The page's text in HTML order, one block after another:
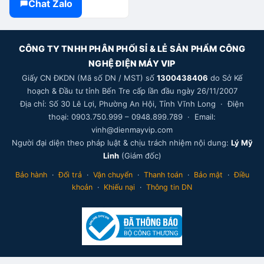
Chat Zalo
CÔNG TY TNHH PHÂN PHỐI SỈ & LẺ SẢN PHẨM CÔNG
NGHỆ ĐIỆN MÁY VIP
Giấy CN ĐKDN (Mã số DN / MST) số 1300438406 do Sở Kế
hoạch & Đầu tư tỉnh Bến Tre cấp lần đầu ngày 26/11/2007
Địa chỉ: Số 30 Lê Lợi, Phường An Hội, Tỉnh Vĩnh Long · Điện
thoại: 0903.750.999 – 0948.899.789 · Email:
vinh@dienmayvip.com
Người đại diện theo pháp luật & chịu trách nhiệm nội dung: Lý Mỹ
Linh(Giám đốc)
Bảo hành·Đổi trả · Vận chuyển· Thanh toán· Bảo mật ·Điều
khoản · Khiếu nại · Thông tin DN
Em check giúp trước khi mua
máy 5G!
♪ NHẠC VIP —
Mở trang Nhạc VIP đầy đủ ↗